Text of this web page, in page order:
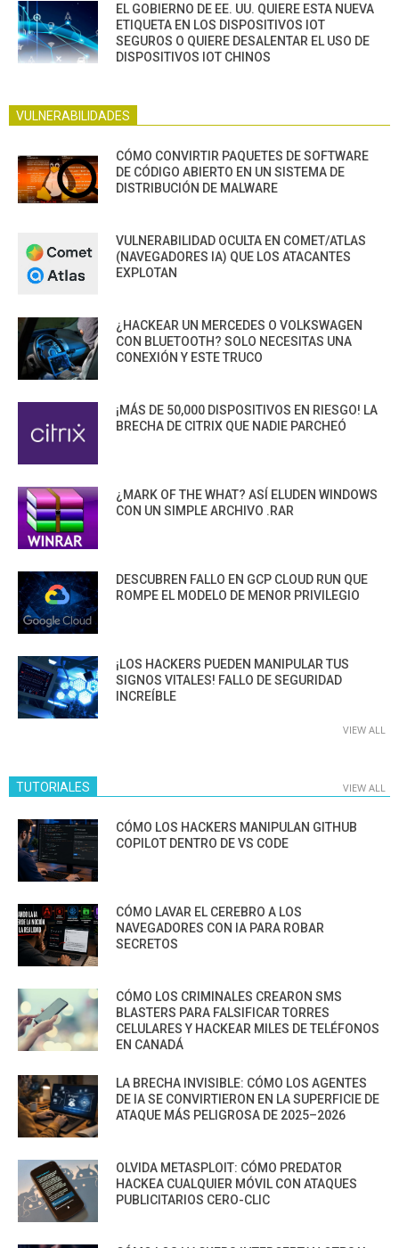
EL GOBIERNO DE EE. UU. QUIERE ESTA NUEVA
ETIQUETA EN LOS DISPOSITIVOS IOT
SEGUROS O QUIERE DESALENTAR EL USO DE
DISPOSITIVOS IOT CHINOS
VULNERABILIDADES
CÓMO CONVIRTIR PAQUETES DE SOFTWARE
DE CÓDIGO ABIERTO EN UN SISTEMA DE
DISTRIBUCIÓN DE MALWARE
VULNERABILIDAD OCULTA EN COMET/ATLAS
(NAVEGADORES IA) QUE LOS ATACANTES
EXPLOTAN
¿HACKEAR UN MERCEDES O VOLKSWAGEN
CON BLUETOOTH? SOLO NECESITAS UNA
CONEXIÓN Y ESTE TRUCO
¡MÁS DE 50,000 DISPOSITIVOS EN RIESGO! LA
BRECHA DE CITRIX QUE NADIE PARCHEÓ
¿MARK OF THE WHAT? ASÍ ELUDEN WINDOWS
CON UN SIMPLE ARCHIVO .RAR
DESCUBREN FALLO EN GCP CLOUD RUN QUE
ROMPE EL MODELO DE MENOR PRIVILEGIO
¡LOS HACKERS PUEDEN MANIPULAR TUS
SIGNOS VITALES! FALLO DE SEGURIDAD
INCREÍBLE
VIEW ALL
TUTORIALES VIEW ALL
CÓMO LOS HACKERS MANIPULAN GITHUB
COPILOT DENTRO DE VS CODE
CÓMO LAVAR EL CEREBRO A LOS
NAVEGADORES CON IA PARA ROBAR
SECRETOS
CÓMO LOS CRIMINALES CREARON SMS
BLASTERS PARA FALSIFICAR TORRES
CELULARES Y HACKEAR MILES DE TELÉFONOS
EN CANADÁ
LA BRECHA INVISIBLE: CÓMO LOS AGENTES
DE IA SE CONVIRTIERON EN LA SUPERFICIE DE
ATAQUE MÁS PELIGROSA DE 2025–2026
OLVIDA METASPLOIT: CÓMO PREDATOR
HACKEA CUALQUIER MÓVIL CON ATAQUES
PUBLICITARIOS CERO-CLIC